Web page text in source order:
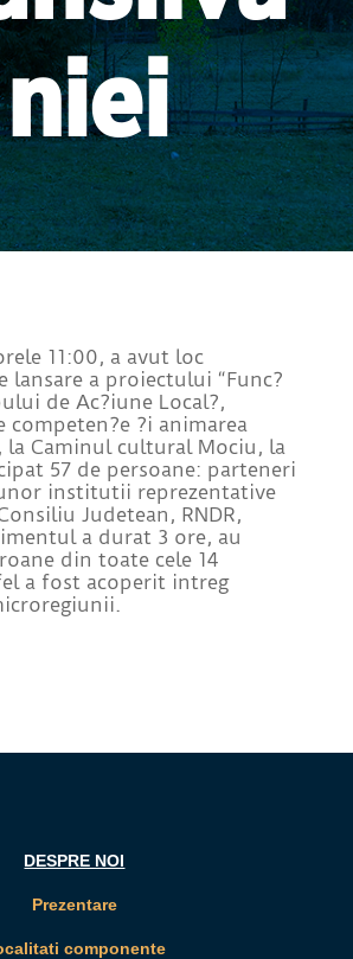
niei
11:00, a avut loc
lansare a proiectului “Func?
de Ac?iune Local?,
competen?e ?i animarea
Caminul cultural Mociu, la
57 de persoane: parteneri
institutii reprezentative
Judetean, RNDR,
a durat 3 ore, au
din toate cele 14
a fost acoperit intreg
DESPRE NOI
Prezentare
componente